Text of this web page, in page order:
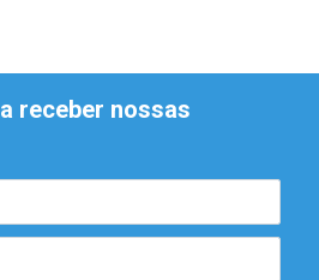
receber nossas